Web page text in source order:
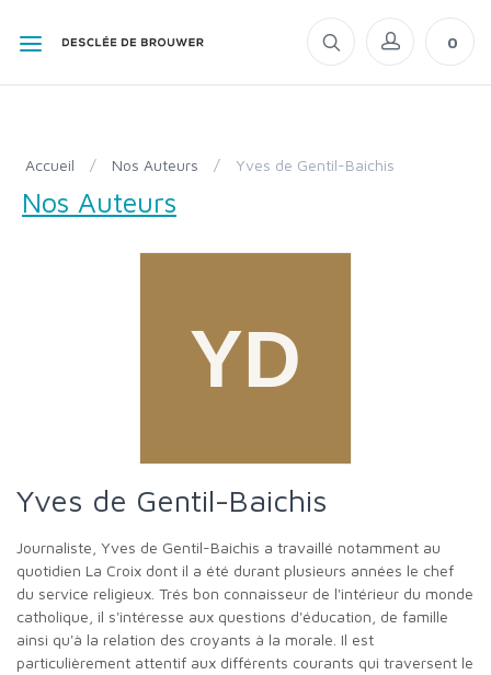
0
Accueil / Nos Auteurs / Yves de Gentil-Baichis
Nos Auteurs
Yves de Gentil-Baichis
Journaliste, Yves de Gentil-Baichis a travaillé notamment au
quotidien La Croix dont il a été durant plusieurs années le chef
du service religieux. Trés bon connaisseur de l'intérieur du monde
catholique, il s'intéresse aux questions d'éducation, de famille
ainsi qu'à la relation des croyants à la morale. Il est
particulièrement attentif aux différents courants qui traversent le